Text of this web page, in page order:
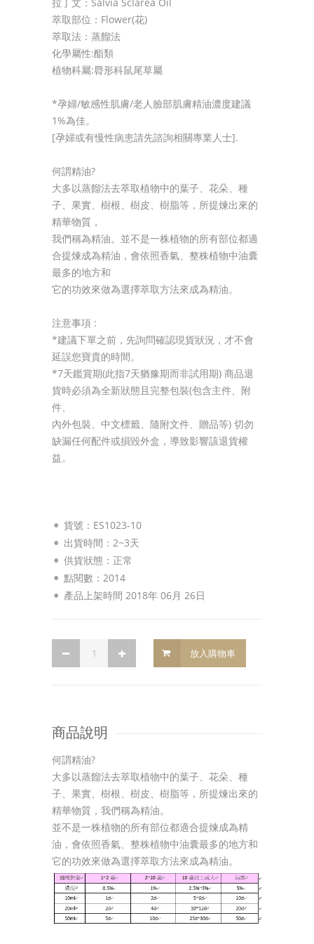
萃取部位：Flower(花)
萃取法：蒸餾法
化學屬性:酯類
植物科屬:脣形科鼠尾草屬
*孕婦/敏感性肌膚/老人臉部肌膚精油濃度建議
1%為佳。
[孕婦或有慢性病患請先諮詢相關專業人士].
何謂精油?
大多以蒸餾法去萃取植物中的葉子、花朵、種
子、果實、樹根、樹皮、樹脂等，所提煉出來的
精華物質，
我們稱為精油。並不是一株植物的所有部位都適
合提煉成為精油，會依照香氣、整株植物中油囊
最多的地方和
它的功效來做為選擇萃取方法來成為精油。
注意事項 :
*建議下單之前，先詢問確認現貨狀況，才不會
延誤您寶貴的時間。
*7天鑑賞期(此指7天猶豫期而非試用期) 商品退
貨時必須為全新狀態且完整包裝(包含主件、附
件、
內外包裝、中文標籤、隨附文件、贈品等) 切勿
缺漏任何配件或損毀外盒，導致影響該退貨權
益。
貨號：ES1023-10
出貨時間：2~3天
供貨狀態： 正常
點閱數：2014
產品上架時間 2018年 06月 26日
放入購物車
商品說明
何謂精油?
大多以蒸餾法去萃取植物中的葉子、花朵、種
子、果實、樹根、樹皮、樹脂等，所提煉出來的
精華物質，我們稱為精油。
並不是一株植物的所有部位都適合提煉成為精
油，會依照香氣、整株植物中油囊最多的地方和
它的功效來做為選擇萃取方法來成為精油。